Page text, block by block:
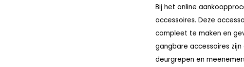
Bij het online
accessoires. Deze
compleet te maken en
gangbare accessoires
deurgrepen en